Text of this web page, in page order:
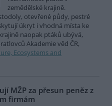
zemědělské krajině.
otevřené půdy, pestré
úkryt i vhodná místa ke
naopak ptáků ubývá,
Akademie věd ČR,
Ecosystems and
MŽP za přesun peněz z
firmám